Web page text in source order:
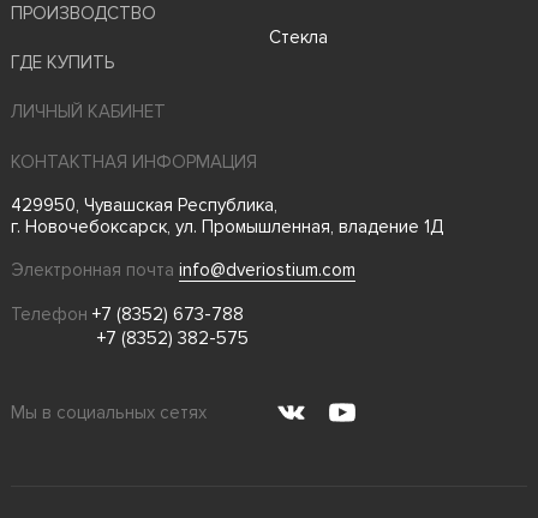
ПРОИЗВОДСТВО
ГДЕ КУПИТЬ
Стекла
ЛИЧНЫЙ КАБИНЕТ
КОНТАКТНАЯ ИНФОРМАЦИЯ
429950, Чувашская Республика,
г. Новочебоксарск, ул. Промышленная, владение 1Д
Электронная почта info@dveriostium.com
Телефон +7 (8352) 673-788
+7 (8352) 382-575
Мы в социальных сетях